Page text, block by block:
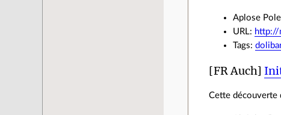
Aplose
URL: http://
Tags:
[FR Auch]
Cette découverte